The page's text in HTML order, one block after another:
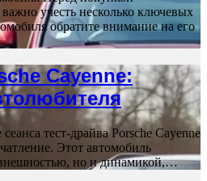
учесть несколько ключевых
обратите внимание на его
Cayenne:
тест-драйва Porsche Cayenne
Этот автомобиль
внешностью, но и динамикой,…